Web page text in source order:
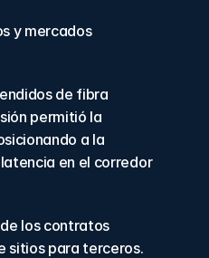
y mercados
de fibra
permitió la
a la
en el corredor
los contratos
sitios para terceros.